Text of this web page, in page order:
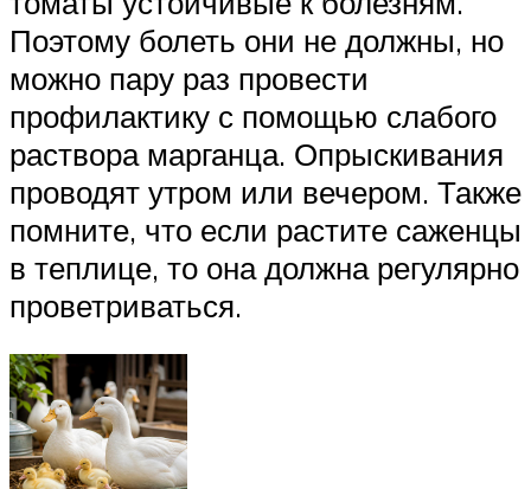
Поэтому болеть они не должны, но
можно пару раз провести
профилактику с помощью слабого
раствора марганца. Опрыскивания
проводят утром или вечером. Также
помните, что если растите саженцы
в теплице, то она должна регулярно
проветриваться.